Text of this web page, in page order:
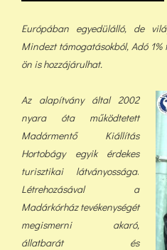
Európában egyedülálló, de
Mindezt támogatásokból, Adó 1%
ön is hozzájárulhat.
Az alapítvány által 2002
nyara óta működtetett
Madármentő Kiállítás
Hortobágy egyik érdekes
turisztikai látványossága.
Létrehozásával a
Madárkórház tevékenységét
megismerni akaró,
állatbarát és